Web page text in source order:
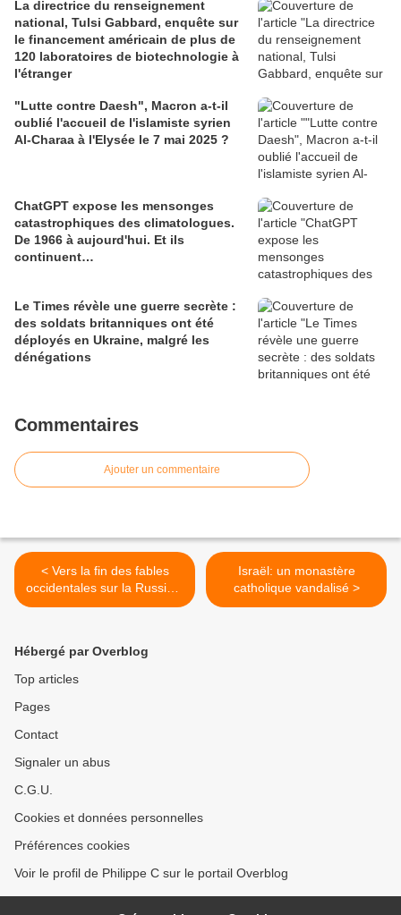
La directrice du renseignement
national, Tulsi Gabbard, enquête sur
le financement américain de plus de
120 laboratoires de biotechnologie à
l'étranger
"Lutte contre Daesh", Macron a-t-il
oublié l'accueil de l'islamiste syrien
Al-Charaa à l'Elysée le 7 mai 2025 ?
ChatGPT expose les mensonges
catastrophiques des climatologues.
De 1966 à aujourd'hui. Et ils
continuent…
Le Times révèle une guerre secrète :
des soldats britanniques ont été
déployés en Ukraine, malgré les
dénégations
Commentaires
Ajouter un commentaire
< Vers la fin des fables
occidentales sur la Russie ?
(affaires des sportives
Israël: un monastère
catholique vandalisé >
Hébergé par Overblog
Top articles
Pages
Contact
Signaler un abus
C.G.U.
Cookies et données personnelles
Préférences cookies
Voir le profil de Philippe C sur le portail Overblog